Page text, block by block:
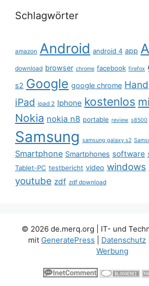
Schlagwörter
amazon Android android 4 app
download browser chrome facebook firefox
s2 Google google chrome
iPad ipad 2 Iphone kostenlos
Nokia nokia n8 portable review s8500
Samsung samsung galaxy s2
Smartphone Smartphones software
Tablet-PC testbericht video windows
youtube zdf zdf download
© 2026 de.merq.org | IT- und
mit GeneratePress Datenschutz
Werbung